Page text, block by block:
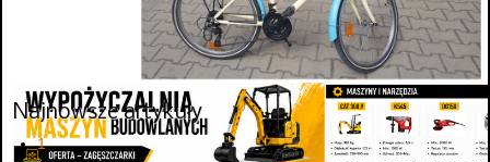
Najnowsze artykuły
1